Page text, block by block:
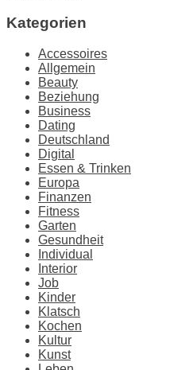
Kategorien
Accessoires
Allgemein
Beauty
Beziehung
Business
Dating
Deutschland
Digital
Essen & Trinken
Europa
Finanzen
Fitness
Garten
Gesundheit
Individual
Interior
Job
Kinder
Klatsch
Kochen
Kultur
Kunst